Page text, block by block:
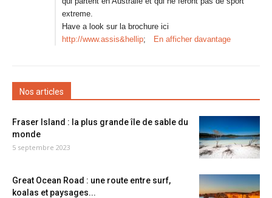
extreme.
Have a look sur la brochure ici
http://www.assis&hellip; En afficher davantage
Nos articles
Fraser Island : la plus grande île de sable du
monde
5 septembre 2023
Great Ocean Road : une route entre surf,
koalas et paysages...